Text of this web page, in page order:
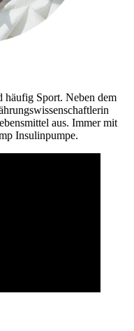
häufig Sport. Neben dem
aus. Immer mit
Insulinpumpe.